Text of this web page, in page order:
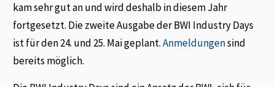
kam sehr gut an und wird deshalb in diesem Jahr
fortgesetzt. Die zweite Ausgabe der BWI Industry Days
ist für den 24. und 25. Mai geplant.Anmeldungensind
bereits möglich.